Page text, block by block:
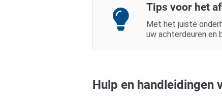
Tips voor het
Met het juiste
uw achterdeuren en
Hulp en handleidingen